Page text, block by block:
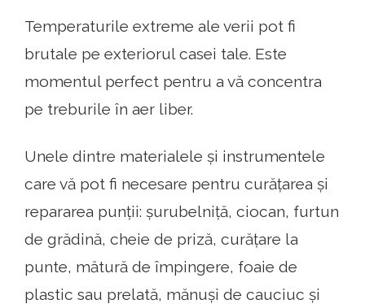
Temperaturile extreme ale verii pot fi
brutale pe exteriorul casei tale. Este
momentul perfect pentru a vă concentra
pe treburile în aer liber.
Unele dintre materialele și instrumentele
care vă pot fi necesare pentru curățarea și
repararea punții: șurubelniță, ciocan, furtun
de grădină, cheie de priză, curățare la
punte, mătură de împingere, foaie de
plastic sau prelată, mănuși de cauciuc și